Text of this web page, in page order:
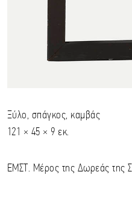
Ξύλο, σπάγκος, καμβάς
121 × 45 × 9 εκ.
ΕΜΣΤ. Μέρος της Δωρεάς της